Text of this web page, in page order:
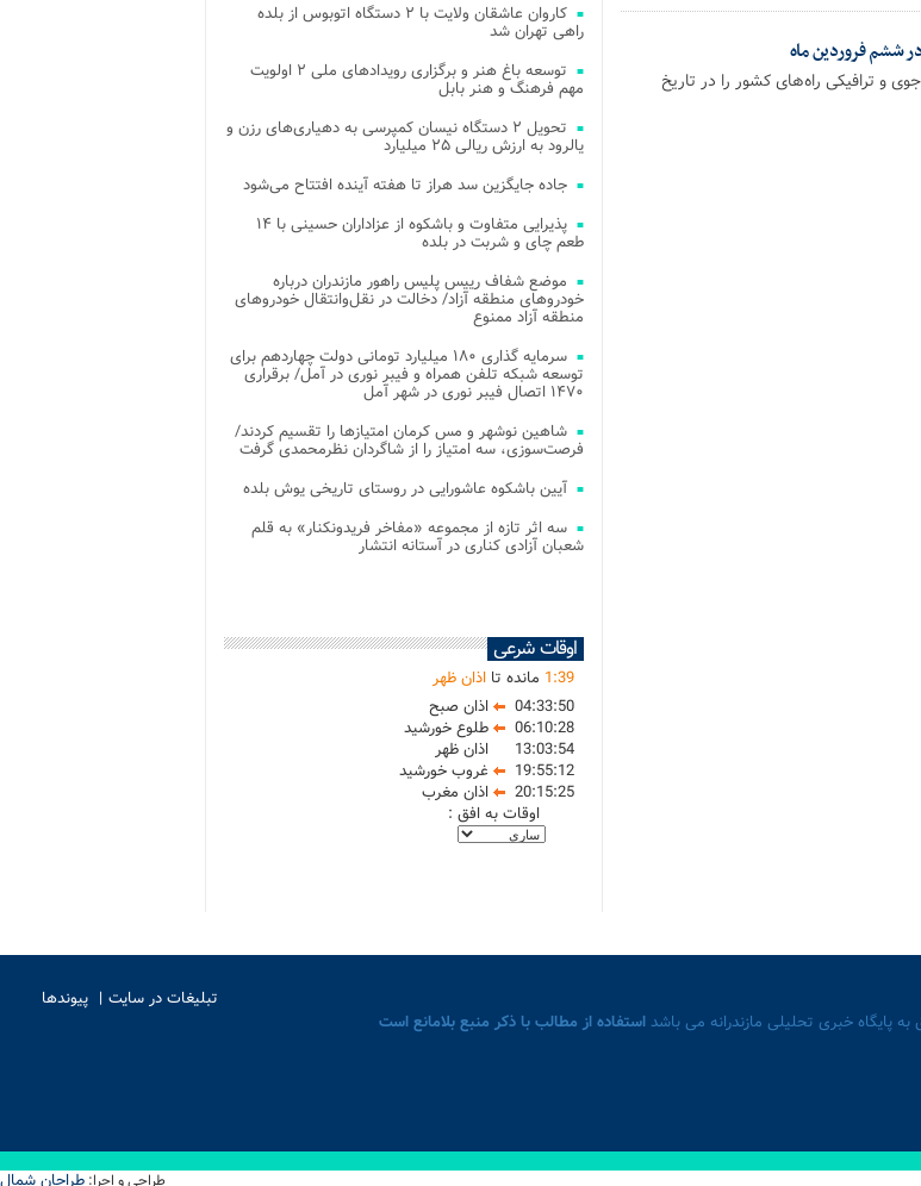
ششم فروردین ماه
و ترافیکی راه‌های کشور را در تاریخ
کاروان عاشقان ولایت با ۲ دستگاه اتوبوس از بلده
راهی تهران شد
توسعه باغ هنر و برگزاری رویدادهای ملی ۲ اولویت
مهم فرهنگ و هنر بابل
تحویل ۲ دستگاه نیسان کمپرسی به دهیاری‌های رزن و
یالرود به ارزش ریالی ۲۵ میلیارد
جاده جایگزین سد هراز تا هفته آینده افتتاح می‌شود
پذیرایی متفاوت و باشکوه از عزاداران حسینی با ۱۴
طعم چای و شربت در بلده
موضع شفاف رییس پلیس راهور مازندران درباره
خودروهای منطقه آزاد/ دخالت در نقل‌وانتقال خودروهای
منطقه آزاد ممنوع
سرمایه گذاری ۱۸۰ میلیارد تومانی دولت چهاردهم برای
توسعه شبکه تلفن همراه و فیبر نوری در آمل/ برقراری
۱۴۷۰ اتصال فیبر نوری در شهر آمل
شاهین نوشهر و مس کرمان امتیازها را تقسیم کردند/
فرصت‌سوزی، سه امتیاز را از شاگردان نظرمحمدی گرفت
آیین باشکوه عاشورایی در روستای تاریخی یوش بلده
سه اثر تازه از مجموعه «مفاخر فریدونکنار» به قلم
شعبان آزادی کناری در آستانه انتشار
اوقات شرعی
1:39 مانده تااذان ظهر
04:33:50
اذان صبح
06:10:28
طلوع خورشید
13:03:54
اذان ظهر
19:55:12
غروب خورشید
20:15:25
اذان مغرب
اوقات به افق :
تبلیغات در سایت
پیوندها
پایگاه خبری تحلیلی مازندرانه می باشداستفاده از مطالب با ذکر منبع بلامانع است
طراحی و اجرا: طراحان شمال